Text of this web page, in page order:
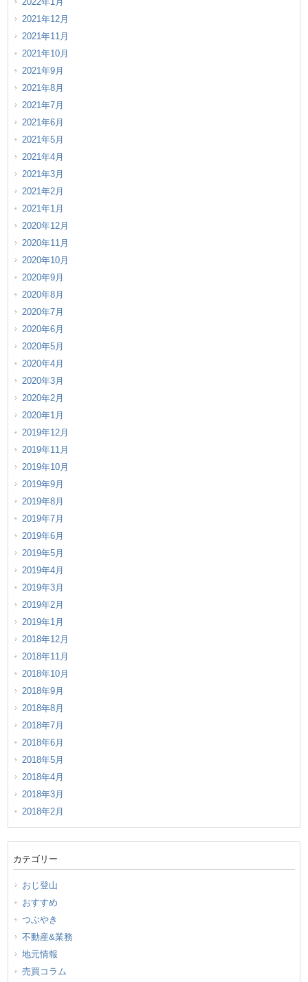
2021年12月
2021年11月
2021年10月
2021年9月
2021年8月
2021年7月
2021年6月
2021年5月
2021年4月
2021年3月
2021年2月
2021年1月
2020年12月
2020年11月
2020年10月
2020年9月
2020年8月
2020年7月
2020年6月
2020年5月
2020年4月
2020年3月
2020年2月
2020年1月
2019年12月
2019年11月
2019年10月
2019年9月
2019年8月
2019年7月
2019年6月
2019年5月
2019年4月
2019年3月
2019年2月
2019年1月
2018年12月
2018年11月
2018年10月
2018年9月
2018年8月
2018年7月
2018年6月
2018年5月
2018年4月
2018年3月
2018年2月
カテゴリー
おじ登山
おすすめ
つぶやき
不動産&業務
地元情報
売買コラム